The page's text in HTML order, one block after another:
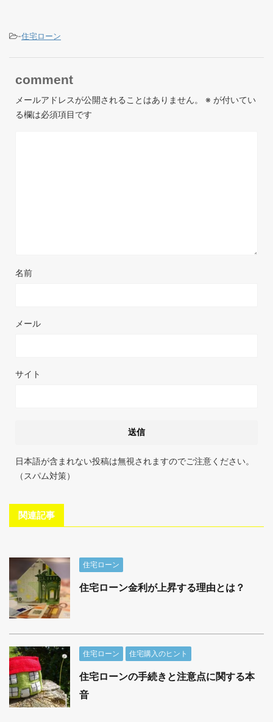
-住宅ローン
comment
メールアドレスが公開されることはありません。 ※ が付いてい
る欄は必須項目です
名前
メール
サイト
日本語が含まれない投稿は無視されますのでご注意ください。
（スパム対策）
関連記事
住宅ローン
住宅ローン金利が上昇する理由とは？
住宅ローン 住宅購入のヒント
住宅ローンの手続きと注意点に関する本
音